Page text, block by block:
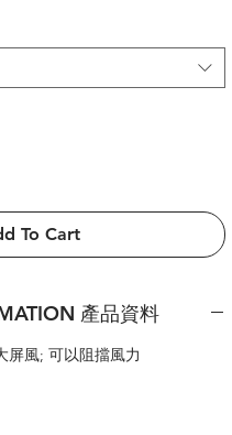
To Cart
產品資料
風; 可以阻擋風力